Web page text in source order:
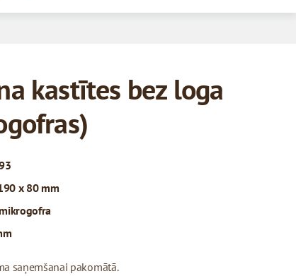
kastītes bez loga
x 80 mm
saņemšanai pakomātā.